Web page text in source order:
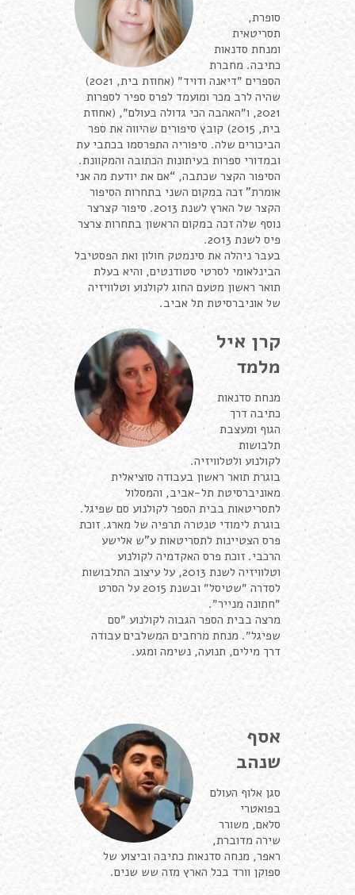
סופרת,
תסריטאית
ומנחת סדנאות
כתיבה. מחברת
הספרים ״דיאנה ודויד״ (אחוזת בית, 2021)
שהיה לרב מכר ומועמד לפרס ספיר לספרות
2021, ו״האהבה הכי גדולה בעולם״, (אחוזת
בית, 2015) קובץ סיפורים שהיווה את ספר
הביכורים שלה. סיפוריה התפרסמו בכתבי עת
ובמדורי ספרות בעיתונות הכתובה והמקוונת.
הסיפור הקצר שכתבה, “אם את יודעת מה אני
אומרת” זכה במקום השני בתחרות הסיפור
הקצר של הארץ לשנת 2013. סיפור קצרצר
נוסף שלה זכה במקום הראשון בתחרות צרצר
פיס לשנת 2013.
בעבר ניהלה את סינמטק חולון ואת הפסטיבל
הבינלאומי לסרטי סטודנטים, והיא בעלת
תואר ראשון מטעם החוג לקולנוע וטלוויזיה
של אוניברסיטת תל אביב.
קרן איל
מלמד
מנחת סדנאות
כתיבה דרך
הגוף ומעצבת
תלבושות
לקולנוע ולטלוויזיה.
בוגרת תואר ראשון בעבודה סוציאלית
מאוניברסיטת תל-אביב, והמסלול
לתסריטאות בבית הספר לקולנוע סם שפיגל.
בוגרת לימודי טנטרה תרפיה של מארג. זוכת
פרס הצטיינות לתסריטאות ע"ש אלישע
הרכבי. זוכת פרס האקדמיה לקולנוע
וטלוויזיה לשנת 2013, על עיצוב התלבושות
לסדרה ״שטיסל״ ובשנת 2015 על הסרט
״חתונה מנייר״.
מרצה בבית הספר הגבוה לקולנוע ״סם
שפיגל״. מנחת מרחבים המשלבים עבודה
דרך מילים, תנועה, נשימה ומגע.
אסף
שנהב
סגן אלוף העולם
בפואטרי
סלאם, משורר
שירה מדוברת,
ראפר, מנחה סדנאות כתיבה וביצוע של
ספוקן וורד בכל הארץ מזה שש שנים.